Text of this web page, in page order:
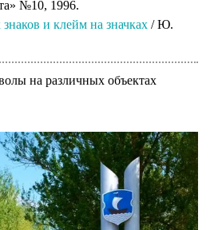
№10, 1996.
и клейм на значках / Ю.
на различных объектах